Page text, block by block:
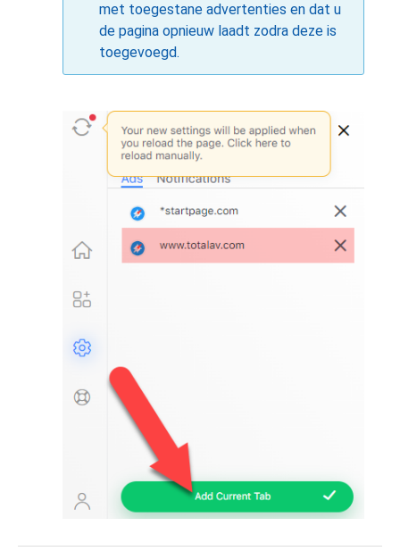
met toegestane advertenties en dat u
de pagina opnieuw laadt zodra deze is
toegevoegd.